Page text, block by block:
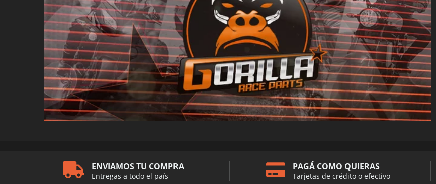
ENVIAMOS TU COMPRA
Entregas a todo el país
PAGÁ COMO QUIERAS
Tarjetas de crédito o efectivo